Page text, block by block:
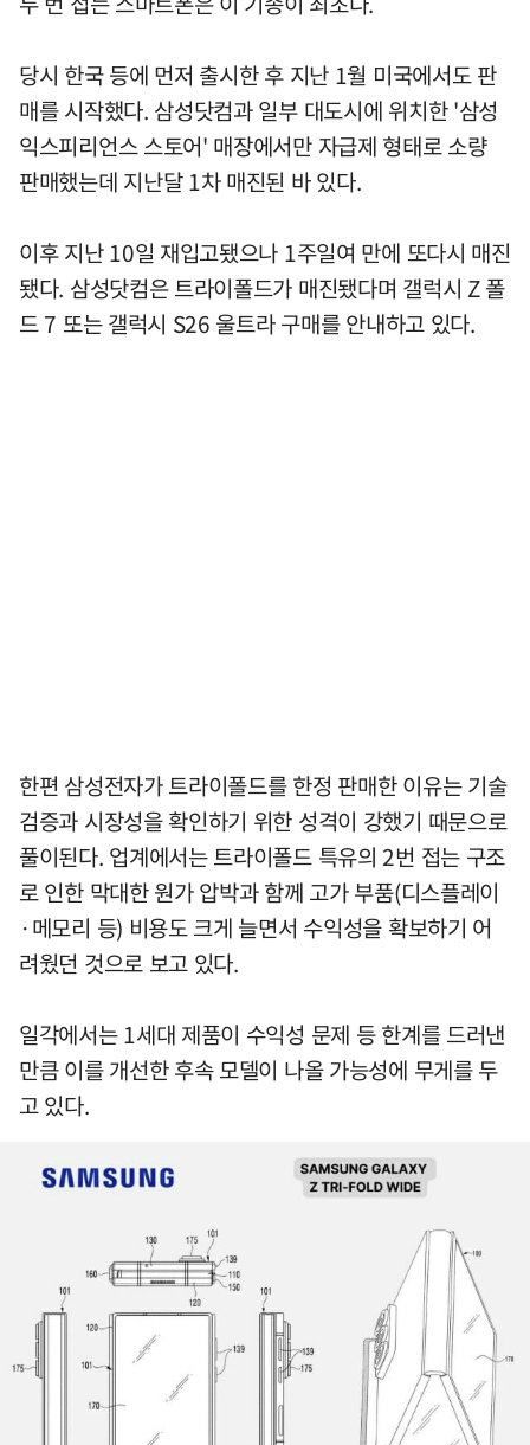
당시 한국 등에 먼저 출시한 후 지난 1월 미국에서도 판
매를 시작했다. 삼성닷컴과 일부 대도시에 위치한 '삼성
익스피리언스 스토어' 매장에서만 자급제 형태로 소량
판매했는데 지난달 1차 매진된 바 있다.
이후 지난 10일 재입고됐으나 1주일여 만에 또다시 매진
됐다. 삼성닷컴은 트라이폴드가 매진됐다며 갤럭시 Z 폴
드 7 또는 갤럭시 S26 울트라 구매를 안내하고 있다.
한편 삼성전자가 트라이폴드를 한정 판매한 이유는 기술
검증과 시장성을 확인하기 위한 성격이 강했기 때문으로
풀이된다. 업계에서는 트라이폴드 특유의 2번 접는 구조
로 인한 막대한 원가 압박과 함께 고가 부품(디스플레이
·메모리 등) 비용도 크게 늘면서 수익성을 확보하기 어
려웠던 것으로 보고 있다.
일각에서는 1세대 제품이 수익성 문제 등 한계를 드러낸
만큼 이를 개선한 후속 모델이 나올 가능성에 무게를 두
고 있다.